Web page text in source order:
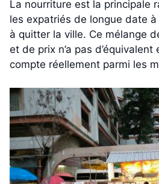
La nourriture est la principale
les expatriés de longue date
à quitter la ville. Ce mélange
et de prix n’a pas
compte réellement parmi les